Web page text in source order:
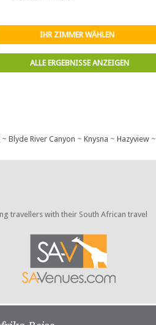
möchten.IHR ZIMMER WÄHLEN
ALLE ERGEBNISSE ANZEIGEN
~ Blyde River Canyon ~ Knysna ~ Hazyview~
travellers with their South African travel